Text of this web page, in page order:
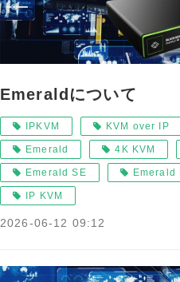
Emeraldについて
IPKVM KVM over IP
Emerald 4K KVM
Emerald SE Emerald
IP KVM
2026-06-12 09:12